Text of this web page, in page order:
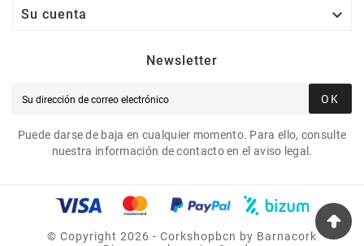
Su cuenta 
Newsletter
OK
Puede darse de baja en cualquier momento. Para ello, consulte
nuestra información de contacto en el aviso legal.
© Copyright 2026 - Corkshopbcn by Barnacork